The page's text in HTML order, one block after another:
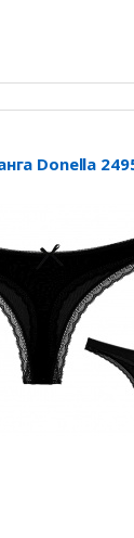
Donella